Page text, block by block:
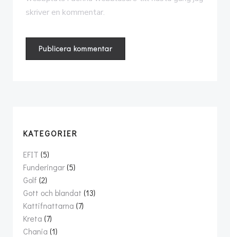
skriver en kommentar.
KATEGORIER
EFIT (5)
Funderingar(5)
Golf (2)
Gott och blandat (13)
Kattifnattarna (7)
Kreta (7)
Chania (1)